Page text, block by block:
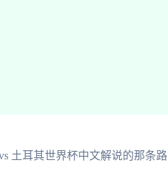
土耳其世界杯中文解说的那条路